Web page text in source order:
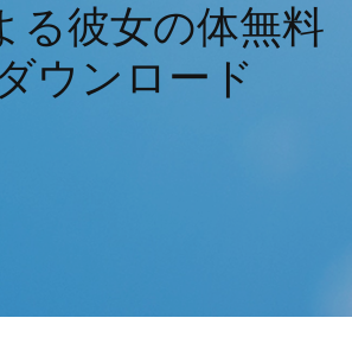
る彼女の体無料
ウンロード